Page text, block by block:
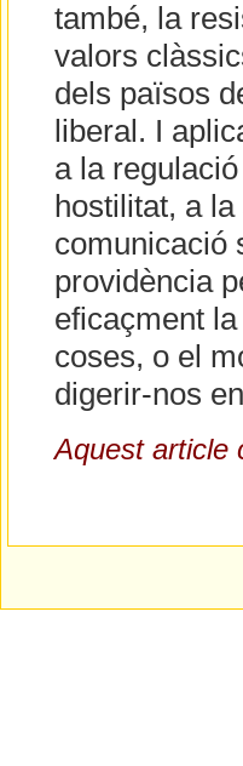
també, la
valors
dels països
liberal. I
a la
hostilitat, a
comunicació
providència
eficaçment
coses, o el
digerir-nos
Aquest article